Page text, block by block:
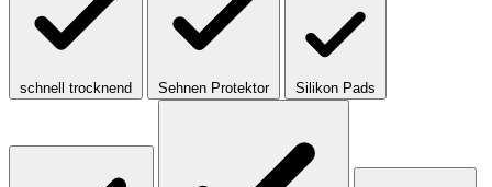
schnell trocknend Sehnen Protektor Silikon Pads